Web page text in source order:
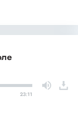
23:11